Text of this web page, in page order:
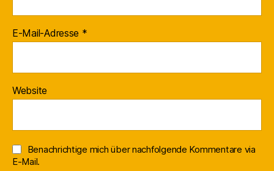
E-Mail-Adresse *
Website
Benachrichtige mich über nachfolgende Kommentare via
E-Mail.